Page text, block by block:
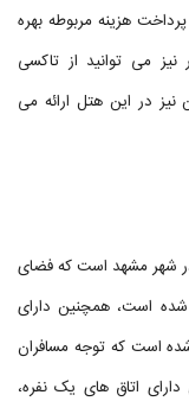
هزینه مربوطه بهره
می توانید از تاکسی
در این هتل ارائه می
در شهر مشهد است که فضای
شده است، همچنین دارای
است که توجه مسافران
اتاق های یک نفره،